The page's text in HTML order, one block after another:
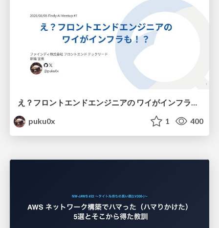
え？フロントエンドエンジニアの ワイがインフラも！？
puku0x
1 400